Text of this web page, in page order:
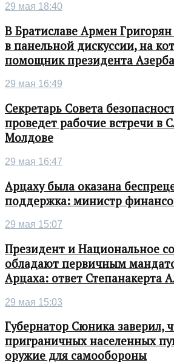
29 мая 18:40
В Братиславе Армен
в панельной дискуссии, на
помощник президента
29 мая 16:49
Секретарь Совета
проведет рабочие встречи в
Молдове
29 мая 16:47
Арцаху была оказана
поддержка: министр
29 мая 15:07
Президент и Национальное
обладают первичным
Арцаха: ответ Степанакерта
29 мая 15:03
Губернатор Сюника заверил,
приграничных населенных
оружие для самообороны